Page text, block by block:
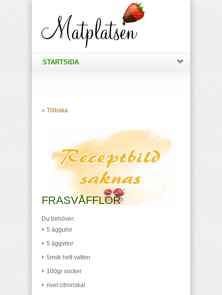
STARTSIDA
« Tillbaka
FRASVÅFFLOR
Du behöver:
5 äggulor
5 äggvitor
5msk hett vatten
100gr socker
rivet citronskal